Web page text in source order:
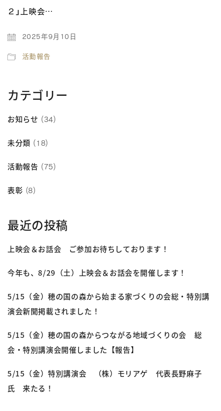
２」上映会…
2025年9月10日
活動報告
カテゴリー
お知らせ (34)
未分類 (18)
活動報告 (75)
表彰 (8)
最近の投稿
上映会＆お話会 ご参加お待ちしております！
今年も、8/29（土）上映会＆お話会を開催します！
5/15（金）穂の国の森から始まる家づくりの会総・特別講
演会新聞掲載されました！
5/15（金）穂の国の森からつながる地域づくりの会 総
会・特別講演会開催しました【報告】
5/15（金）特別講演会 （株）モリアゲ 代表長野麻子
氏 来たる！